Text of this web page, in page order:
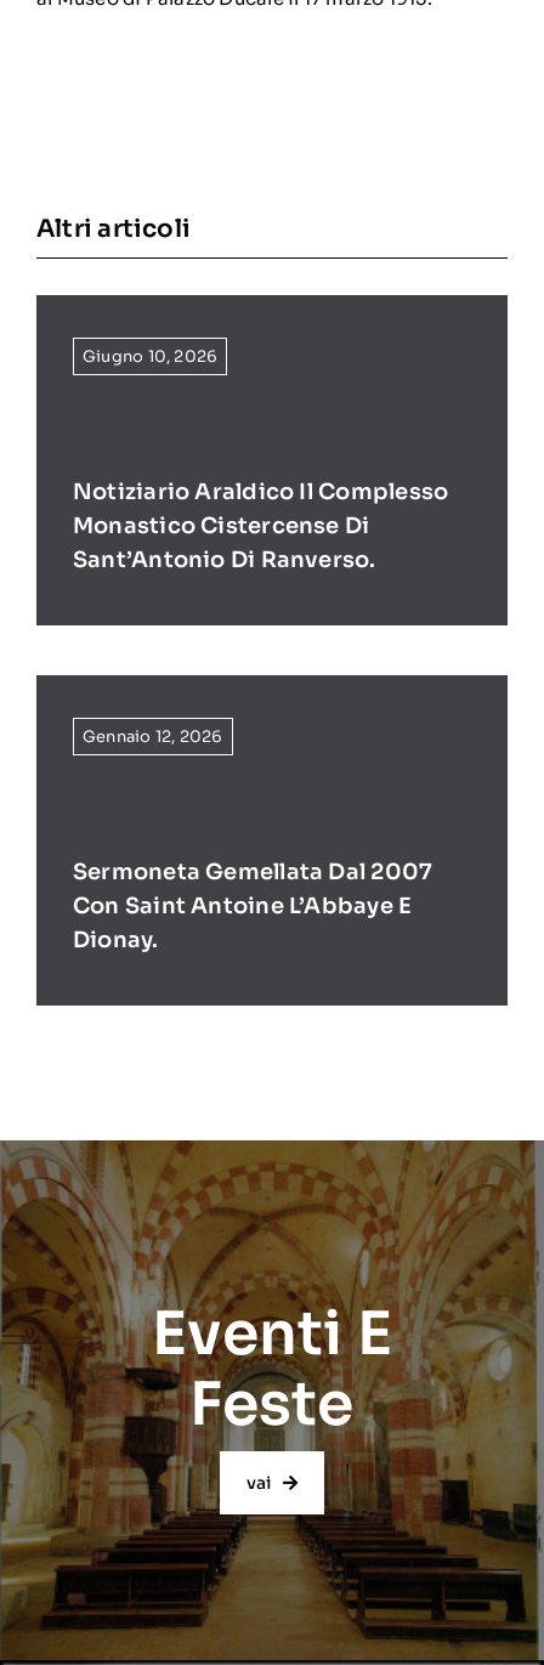
Altri articoli
Giugno 10, 2026
Notiziario Araldico Il Complesso
Monastico Cistercense Di
Sant’Antonio Di Ranverso.
Gennaio 12, 2026
Sermoneta Gemellata Dal 2007
Con Saint Antoine L’Abbaye E
Dionay.
Eventi E
Feste
vai